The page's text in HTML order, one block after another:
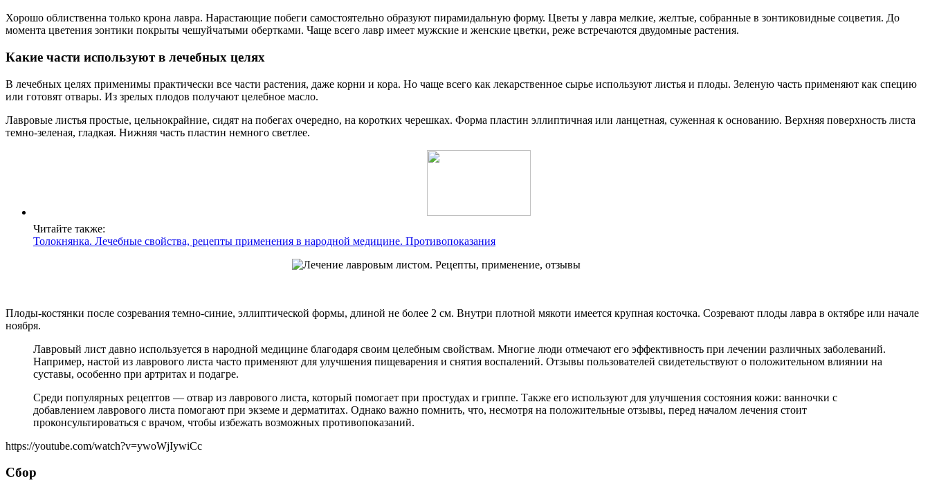
Хорошо облиственна только крона лавра. Нарастающие побеги самостоятельно образуют пирамидальную форму. Цветы у лавра мелкие, желтые, собранные в зонтиковидные соцветия. До
момента цветения зонтики покрыты чешуйчатыми обертками. Чаще всего лавр имеет мужские и женские цветки, реже встречаются двудомные растения.
Какие части используют в лечебных целях
В лечебных целях применимы практически все части растения, даже корни и кора. Но чаще всего как лекарственное сырье используют листья и плоды. Зеленую часть применяют как специю
или готовят отвары. Из зрелых плодов получают целебное масло.
Лавровые листья простые, цельнокрайние, сидят на побегах очередно, на коротких черешках. Форма пластин эллиптичная или ланцетная, суженная к основанию. Верхняя поверхность листа
темно-зеленая, гладкая. Нижняя часть пластин немного светлее.
Читайте также:
Толокнянка. Лечебные свойства, рецепты применения в народной медицине. Противопоказания
Плоды-костянки после созревания темно-синие, эллиптической формы, длиной не более 2 см. Внутри плотной мякоти имеется крупная косточка. Созревают плоды лавра в октябре или начале
ноября.
Лавровый лист давно используется в народной медицине благодаря своим целебным свойствам. Многие люди отмечают его эффективность при лечении различных заболеваний.
Например, настой из лаврового листа часто применяют для улучшения пищеварения и снятия воспалений. Отзывы пользователей свидетельствуют о положительном влиянии на
суставы, особенно при артритах и подагре.
Среди популярных рецептов — отвар из лаврового листа, который помогает при простудах и гриппе. Также его используют для улучшения состояния кожи: ванночки с
добавлением лаврового листа помогают при экземе и дерматитах. Однако важно помнить, что, несмотря на положительные отзывы, перед началом лечения стоит
проконсультироваться с врачом, чтобы избежать возможных противопоказаний.
https://youtube.com/watch?v=ywoWjIywiCc
Сбор